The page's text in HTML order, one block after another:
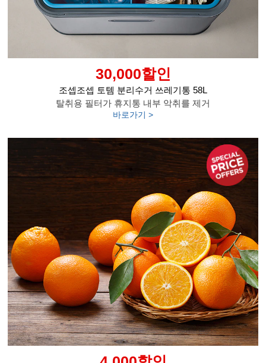
30,000할인
조셉조셉 토템 분리수거 쓰레기통 58L
탈취용 필터가 휴지통 내부 악취를 제거
바로가기 >